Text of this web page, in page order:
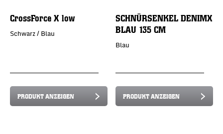
CrossForce X low
Schwarz / Blau
PRODUKT ANZEIGEN
SCHNÜRSENKEL DENIMX
BLAU 135 CM
Blau
PRODUKT ANZEIGEN